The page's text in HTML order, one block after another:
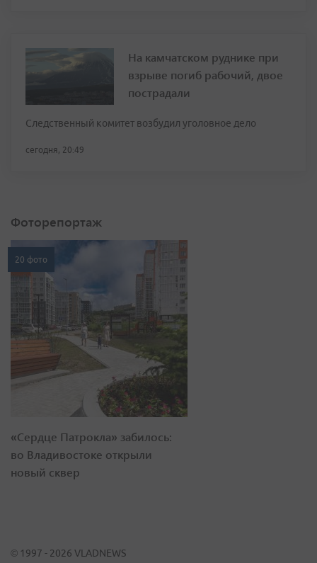
На камчатском руднике при
взрыве погиб рабочий, двое
пострадали
Следственный комитет возбудил уголовное дело
сегодня, 20:49
Фоторепортаж
20 фото
«Сердце Патрокла» забилось:
во Владивостоке открыли
новый сквер
© 1997 - 2026 VLADNEWS